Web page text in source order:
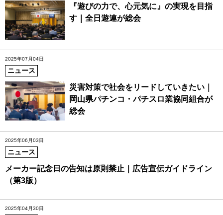
『遊びの力で、心元気に』の実現を目指
す｜全日遊連が総会
2025年07月04日
ニュース
災害対策で社会をリードしていきたい｜
岡山県パチンコ・パチスロ業協同組合が
総会
2025年06月03日
ニュース
メーカー記念日の告知は原則禁止｜広告宣伝ガイドライン
（第3版）
2025年04月30日